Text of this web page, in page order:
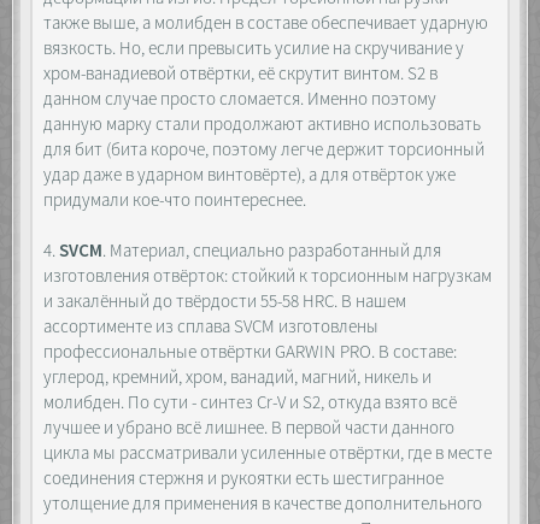
также выше, а молибден в составе обеспечивает ударную
вязкость. Но, если превысить усилие на скручивание у
хром-ванадиевой отвёртки, её скрутит винтом. S2 в
данном случае просто сломается. Именно поэтому
данную марку стали продолжают активно использовать
для бит (бита короче, поэтому легче держит торсионный
удар даже в ударном винтовёрте), а для отвёрток уже
придумали кое-что поинтереснее.
4.SVCM. Материал, специально разработанный для
изготовления отвёрток: стойкий к торсионным нагрузкам
и закалённый до твёрдости 55-58 HRC. В нашем
ассортименте из сплава SVCM изготовлены
профессиональные отвёртки GARWIN PRO. В составе:
углерод, кремний, хром, ванадий, магний, никель и
молибден. По сути - синтез Cr-V и S2, откуда взято всё
лучшее и убрано всё лишнее. В первой части данного
цикла мы рассматривали усиленные отвёртки, где в месте
соединения стержня и рукоятки есть шестигранное
утолщение для применения в качестве дополнительного